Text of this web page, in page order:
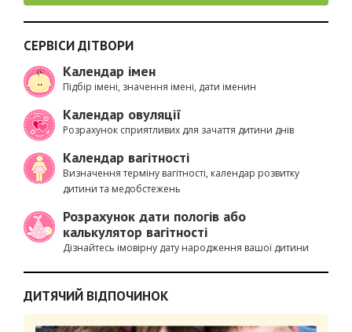
СЕРВІСИ ДІТВОРИ
Календар імен
Підбір імені, значення імені, дати іменин
Календар овуляції
Розрахунок сприятливих для зачаття дитини днів
Календар вагітності
Визначення терміну вагітності, календар розвитку
дитини та медобстежень
Розрахунок дати пологів або
калькулятор вагітності
Дізнайтесь імовірну дату народження вашої дитини
ДИТЯЧИЙ ВІДПОЧИНОК